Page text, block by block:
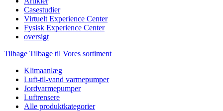
Casestudier
Virtuelt Experience Center
Fysisk Experience Center
oversigt
Tilbage Tilbage til Vores sortiment
Klimaanlæg
Luft-til-vand varmepumper
Jordvarmepumper
Luftrensere
Alle produktkategorier